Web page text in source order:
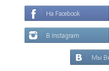
На Facebook
В Instagram
Мы